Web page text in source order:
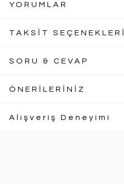
YORUMLAR
TAKSİT SEÇENEKLERİ
SORU & CEVAP
ÖNERİLERİNİZ
Alışveriş Deneyimi